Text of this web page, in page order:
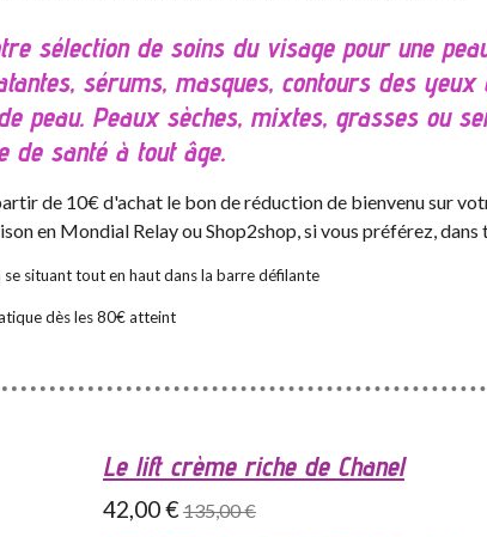
sélection de soins du visage pour une
sérums, masques, contours des
peau. Peaux sèches, mixtes, grasses ou
de santé à tout âge.
de 10€ d'achat le bon de réduction de bienvenu sur
en Mondial Relay ou Shop2shop, si vous préférez,
situant tout en haut dans la barre défilante
dès les 80€ atteint
Le lift crème riche de Chanel
42,00 € 135,00 €